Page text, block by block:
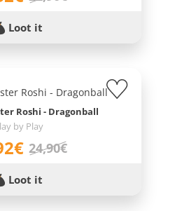
Loot it
Roshi - Dragonball
by Play
24,90€
Loot it